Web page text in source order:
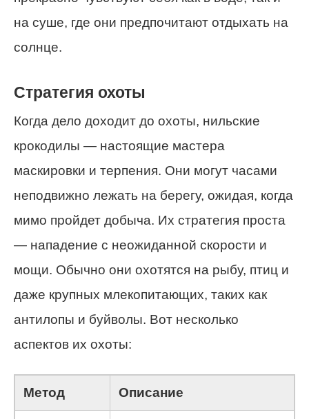
на суше, где они предпочитают отдыхать на
солнце.
Стратегия охоты
Когда дело доходит до охоты, нильские
крокодилы — настоящие мастера
маскировки и терпения. Они могут часами
неподвижно лежать на берегу, ожидая, когда
мимо пройдет добыча. Их стратегия проста
— нападение с неожиданной скорости и
мощи. Обычно они охотятся на рыбу, птиц и
даже крупных млекопитающих, таких как
антилопы и буйволы. Вот несколько
аспектов их охоты:
Метод Описание